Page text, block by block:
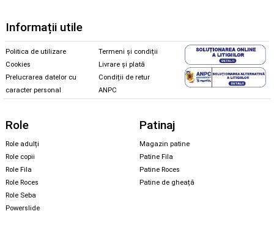
Informații utile
Politica de utilizare
Cookies
Prelucrarea datelor cu
caracter personal
Termeni și condiții
Livrare și plată
Condiții de retur
ANPC
Role
Role adulți
Role copii
Role Fila
Role Roces
Role Seba
Powerslide
Patinaj
Magazin patine
Patine Fila
Patine Roces
Patine de gheață